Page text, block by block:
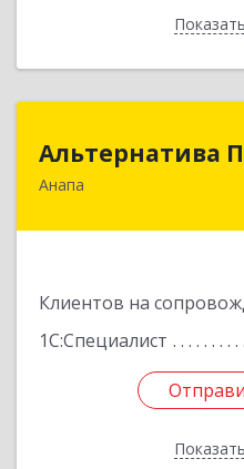
Альтернатива
Анапа
Клиентов на
1С:Специалист
353450,